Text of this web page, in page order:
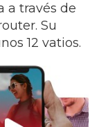
a través de
Su
12 vatios.